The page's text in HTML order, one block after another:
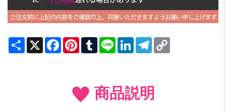
Share X FacebookPinterestTumblrLine LinkedInTelegram
商品説明